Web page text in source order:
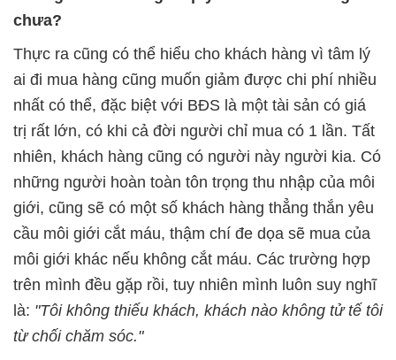
chưa?
Thực ra cũng có thể hiểu cho khách hàng vì tâm lý
ai đi mua hàng cũng muốn giảm được chi phí nhiều
nhất có thể, đặc biệt với BĐS là một tài sản có giá
trị rất lớn, có khi cả đời người chỉ mua có 1 lần. Tất
nhiên, khách hàng cũng có người này người kia. Có
những người hoàn toàn tôn trọng thu nhập của môi
giới, cũng sẽ có một số khách hàng thẳng thắn yêu
cầu môi giới cắt máu, thậm chí đe dọa sẽ mua của
môi giới khác nếu không cắt máu. Các trường hợp
trên mình đều gặp rồi, tuy nhiên mình luôn suy nghĩ
là: "Tôi không thiếu khách, khách nào không tử tế tôi
từ chối chăm sóc."